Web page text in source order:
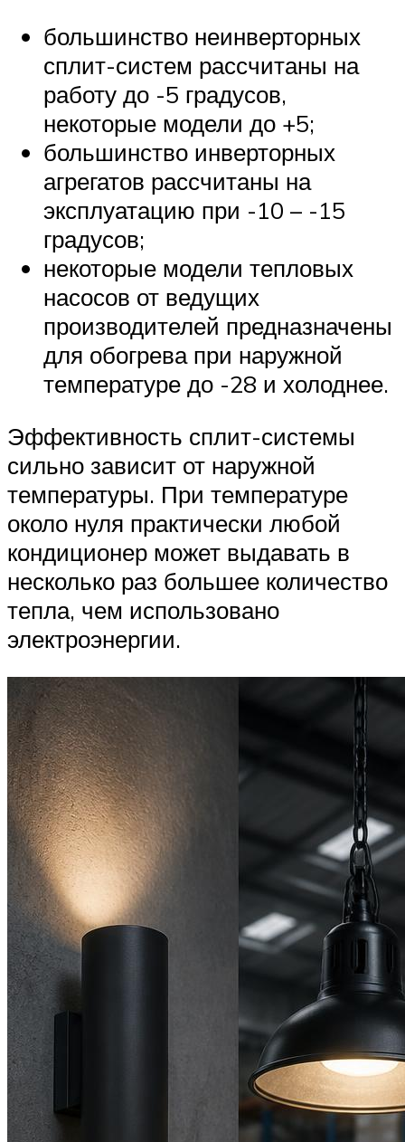
большинство неинверторных
сплит-систем рассчитаны на
работу до -5 градусов,
некоторые модели до +5;
большинство инверторных
агрегатов рассчитаны на
эксплуатацию при -10 – -15
градусов;
некоторые модели тепловых
насосов от ведущих
производителей предназначены
для обогрева при наружной
температуре до -28 и холоднее.
Эффективность сплит-системы
сильно зависит от наружной
температуры. При температуре
около нуля практически любой
кондиционер может выдавать в
несколько раз большее количество
тепла, чем использовано
электроэнергии.